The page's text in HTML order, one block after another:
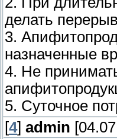
делать
3.
назначенные
4. Не
5. Суточное
[4] admin